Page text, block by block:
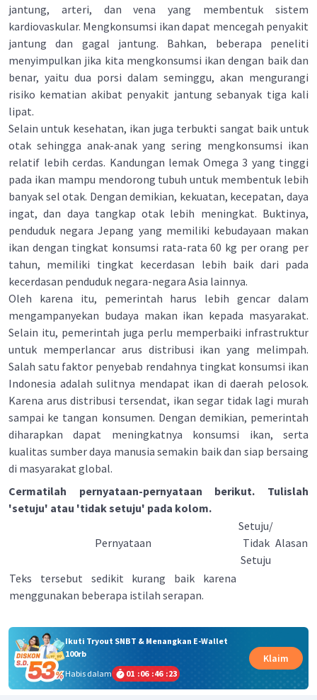
jantung, arteri, dan vena yang membentuk sistem
kardiovaskular. Mengkonsumsi ikan dapat mencegah penyakit
jantung dan gagal jantung. Bahkan, beberapa peneliti
menyimpulkan jika kita mengkonsumsi ikan dengan baik dan
benar, yaitu dua porsi dalam seminggu, akan mengurangi
risiko kematian akibat penyakit jantung sebanyak tiga kali
lipat.
Selain untuk kesehatan, ikan juga terbukti sangat baik untuk
otak sehingga anak-anak yang sering mengkonsumsi ikan
relatif lebih cerdas. Kandungan lemak Omega 3 yang tinggi
pada ikan mampu mendorong tubuh untuk membentuk lebih
banyak sel otak. Dengan demikian, kekuatan, kecepatan, daya
ingat, dan daya tangkap otak lebih meningkat. Buktinya,
penduduk negara Jepang yang memiliki kebudayaan makan
ikan dengan tingkat konsumsi rata-rata 60 kg per orang per
tahun, memiliki tingkat kecerdasan lebih baik dari pada
kecerdasan penduduk negara-negara Asia lainnya.
Oleh karena itu, pemerintah harus lebih gencar dalam
mengampanyekan budaya makan ikan kepada masyarakat.
Selain itu, pemerintah juga perlu memperbaiki infrastruktur
untuk memperlancar arus distribusi ikan yang melimpah.
Salah satu faktor penyebab rendahnya tingkat konsumsi ikan
Indonesia adalah sulitnya mendapat ikan di daerah pelosok.
Karena arus distribusi tersendat, ikan segar tidak lagi murah
sampai ke tangan konsumen. Dengan demikian, pemerintah
diharapkan dapat meningkatnya konsumsi ikan, serta
kualitas sumber daya manusia semakin baik dan siap bersaing
di masyarakat global.
Cermatilah pernyataan-pernyataan berikut. Tulislah
'setuju' atau 'tidak setuju' pada kolom.
Pernyataan
Setuju/
Tidak
Setuju
Alasan
Teks tersebut sedikit kurang baik karena
menggunakan beberapa istilah serapan.
Ikuti Tryout SNBT & Menangkan E-Wallet
100rb
Habis dalam
01 :06 :46 :22
Klaim